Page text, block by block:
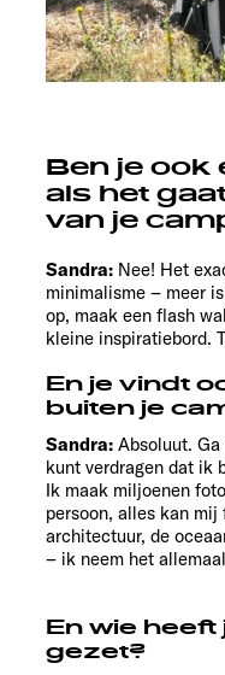
Ben je ook
als het
van je
Sandra: Nee! Het
minimalisme – meer
op, maak een flash
kleine inspiratiebord.
En je vindt
buiten je
Sandra: Absoluut.
kunt verdragen dat ik
Ik maak miljoenen
persoon, alles kan
architectuur, de
– ik neem het
En wie
gezet?